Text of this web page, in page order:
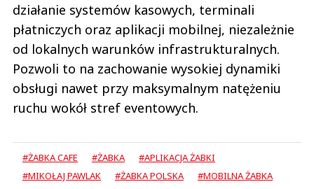
działanie systemów kasowych, terminali
płatniczych oraz aplikacji mobilnej, niezależnie
od lokalnych warunków infrastrukturalnych.
Pozwoli to na zachowanie wysokiej dynamiki
obsługi nawet przy maksymalnym natężeniu
ruchu wokół stref eventowych.
#ŻABKA CAFE #ŻABKA
#APLIKACJA ŻABKI
#MIKOŁAJ PAWLAK
#ŻABKA POLSKA #MOBILNA ŻABKA